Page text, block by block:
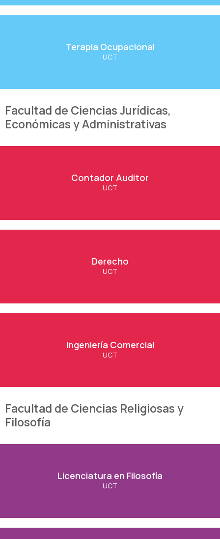
Terapia Ocupacional
UCT
Ver Carrera
Facultad de Ciencias Jurídicas,
Económicas y Administrativas
Contador Auditor
UCT
Ver Carrera
Derecho
UCT
Ver Carrera
Ingeniería Comercial
UCT
Ver Carrera
Facultad de Ciencias Religiosas y
Filosofía
Licenciatura en Filosofía
UCT
Ver Carrera